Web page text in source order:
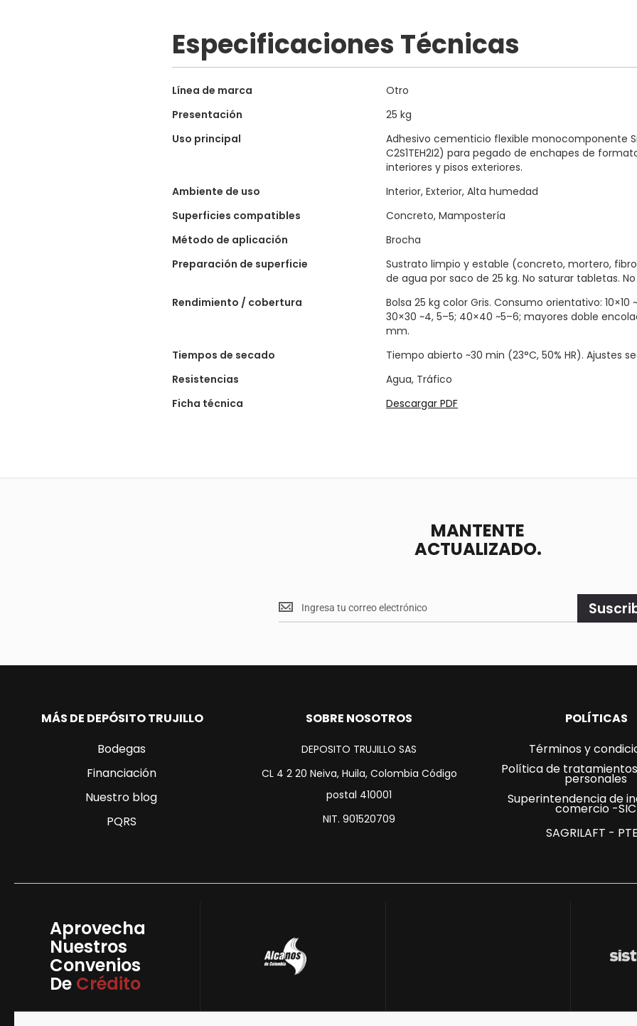
Especificaciones Técnicas
Especificaciones
técnicas
Línea de marca
Otro
Presentación
25 kg
Uso principal
Adhesivo cementicio flexible monocomponente
C2S1TEH2I2) para pegado de enchapes de
interiores y pisos exteriores.
Ambiente de uso
Interior, Exterior, Alta humedad
Superficies compatibles
Concreto, Mampostería
Método de aplicación
Brocha
Preparación de superficie
Sustrato limpio y estable (concreto, mortero,
de agua por saco de 25 kg. No saturar tabletas.
Rendimiento / cobertura
Bolsa 25 kg color Gris. Consumo orientativo: 10×10
30×30 ~4, 5–5; 40×40 ~5–6; mayores doble
mm.
Tiempos de secado
Tiempo abierto ~30 min (23°C, 50% HR). Ajustes
Resistencias
Agua, Tráfico
Ficha técnica
Descargar PDF
MANTENTE
ACTUALIZADO.
Mantente
<br>
MÁS DE DEPÓSITO TRUJILLO
Bodegas
Financiación
Nuestro blog
PQRS
SOBRE NOSOTROS
DEPOSITO TRUJILLO SAS
CL 4 2 20 Neiva, Huila, Colombia Código
postal 410001
NIT. 901520709
POLÍTICAS
Términos y
Política de
personales
Superintendencia de
comercio -SIC
SAGRILAFT -
Aprovecha
Nuestros
Convenios
De Crédito